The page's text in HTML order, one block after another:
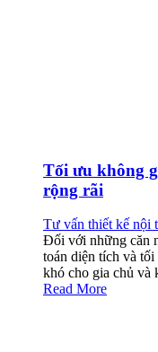
Tối ưu không
rộng rãi
Tư vấn thiết kế nội
Đối với những căn
toán diện tích và
khó cho gia chủ và
Read More